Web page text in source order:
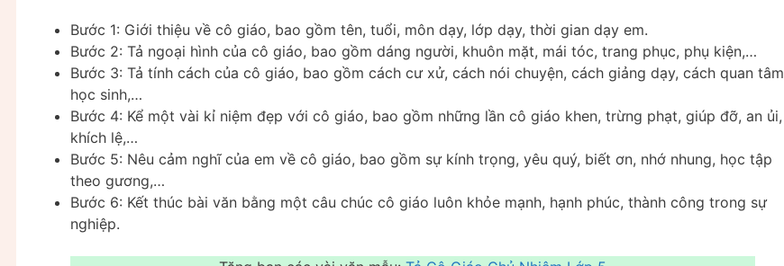
Bước 1: Giới thiệu về cô giáo, bao gồm tên, tuổi, môn dạy, lớp dạy, thời gian dạy em.
Bước 2: Tả ngoại hình của cô giáo, bao gồm dáng người, khuôn mặt, mái tóc, trang phục, phụ kiện,…
Bước 3: Tả tính cách của cô giáo, bao gồm cách cư xử, cách nói chuyện, cách giảng dạy, cách quan tâm
học sinh,…
Bước 4: Kể một vài kỉ niệm đẹp với cô giáo, bao gồm những lần cô giáo khen, trừng phạt, giúp đỡ, an ủi,
khích lệ,…
Bước 5: Nêu cảm nghĩ của em về cô giáo, bao gồm sự kính trọng, yêu quý, biết ơn, nhớ nhung, học tập
theo gương,…
Bước 6: Kết thúc bài văn bằng một câu chúc cô giáo luôn khỏe mạnh, hạnh phúc, thành công trong sự
nghiệp.